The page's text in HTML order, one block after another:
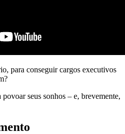
para conseguir cargos executivos
seus sonhos – e, brevemente,